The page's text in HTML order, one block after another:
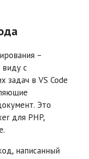
–
с
задач в VS Code
Это
для PHP,
написанный